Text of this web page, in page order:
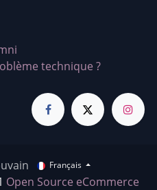
technique ?
Français
Open Source eCommerce